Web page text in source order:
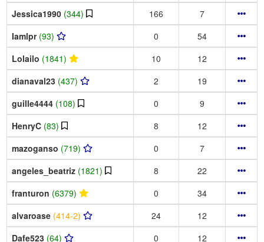
Jessica1990 (344) 166
7
Iamlpr (93) 0
54
Lolailo (1841) 10
12
dianaval23 (437) 2
19
guille4444 (108) 0
9
HenryC (83) 8
12
mazoganso (719) 0
7
angeles_beatriz (1821) 8
22
franturon (6379) 0
34
alvaroase (414-2) 24
12
Dafe523 (64) 0
12